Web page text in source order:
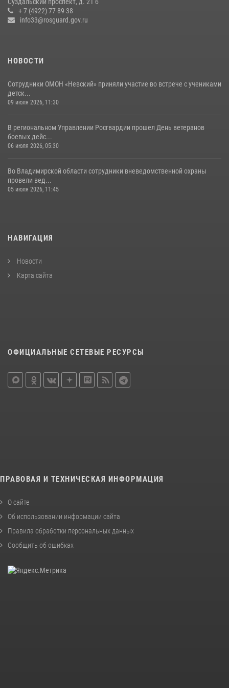
Владимирские Росгвардейцы обеспечили правопорядок при
проведении «Дня огурца» в Суздале
+ 7 (4922) 77-89-38
info33@rosguard.gov.ru
НОВОСТИ
Сотрудники ОМОН «Невский» приняли участие во встрече с учениками
детск...
09 июля 2026, 11:30
В региональном Управлении Росгвардии прошел День ветеранов
боевых дейс...
06 июля 2026, 05:30
Во Владимирской области сотрудники вневедомственной охраны
провели вед...
05 июля 2026, 11:45
НАВИГАЦИЯ
Новости
Карта сайта
ОФИЦИАЛЬНЫЕ СЕТЕВЫЕ РЕСУРСЫ
ПРАВОВАЯ И ТЕХНИЧЕСКАЯ ИНФОРМАЦИЯ
О сайте
Об использовании информации сайта
Правила обработки персональных данных
Сообщить об ошибках